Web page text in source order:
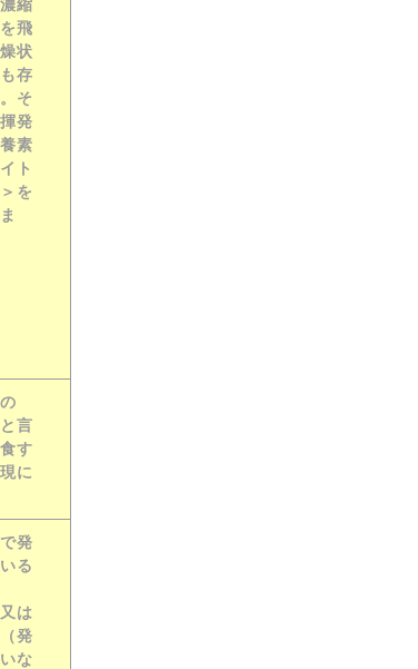
縮
飛
状
存
そ
発
素
ト
を
言
す
に
発
る
は
発
な